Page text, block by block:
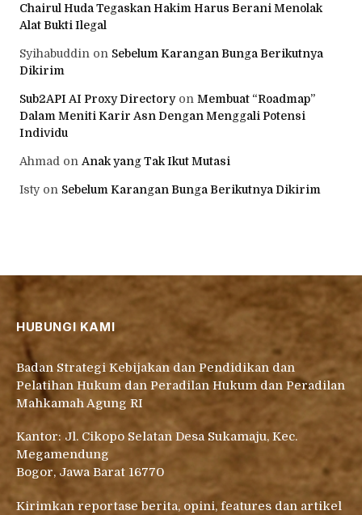
Chairul Huda Tegaskan Hakim Harus Berani Menolak
Alat Bukti Ilegal
Syihabuddin on Sebelum Karangan Bunga Berikutnya
Dikirim
Sub2API AI Proxy Directoryon Membuat “Roadmap”
Dalam Meniti Karir Asn Dengan Menggali Potensi
Individu
Ahmad on Anak yang Tak Ikut Mutasi
Istyon Sebelum Karangan Bunga Berikutnya Dikirim
HUBUNGI KAMI
Badan Strategi Kebijakan dan Pendidikan dan
Pelatihan Hukum dan Peradilan Hukum dan Peradilan
Mahkamah Agung RI
Kantor: Jl. Cikopo Selatan Desa Sukamaju, Kec.
Megamendung
Bogor, Jawa Barat 16770
Kirimkan reportase berita, opini, features dan artikel